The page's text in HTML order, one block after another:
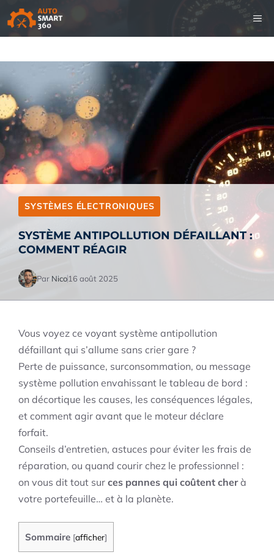
Aller
au
contenu
SYSTÈMES ÉLECTRONIQUES
SYSTÈME ANTIPOLLUTION DÉFAILLANT :
COMMENT RÉAGIR
Par Nico16 août 2025
Vous voyez ce voyant système antipollution
défaillant qui s’allume sans crier gare ?
Perte de puissance, surconsommation, ou message
système pollution envahissant le tableau de bord :
on décortique les causes, les conséquences légales,
et comment agir avant que le moteur déclare
forfait.
Conseils d’entretien, astuces pour éviter les frais de
réparation, ou quand courir chez le professionnel :
on vous dit tout sur ces pannes qui coûtent cherà
votre portefeuille… et à la planète.
Sommaire [afficher]